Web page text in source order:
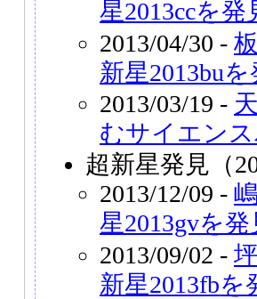
星2013ccを発
2013/04/30 -
新星2013bu
2013/03/19 -
むサイエン
超新星発見（
2013/12/09 -
星2013gvを発
2013/09/02 -
新星2013fbを